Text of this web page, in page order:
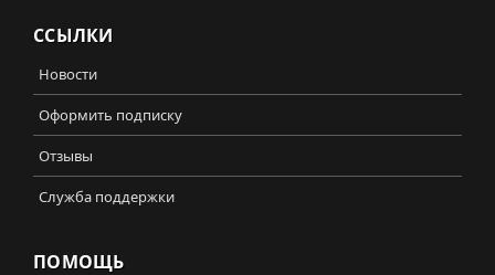
ССЫЛКИ
Новости
Оформить подписку
Отзывы
Служба поддержки
ПОМОЩЬ